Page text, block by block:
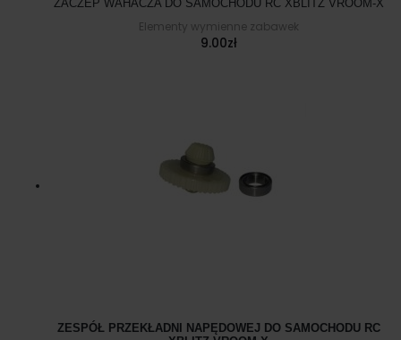
ZACZEP WAHACZA DO SAMOCHODU RC XBLITZ VROOM-X
Elementy wymienne zabawek
9.00zł
ZESPÓŁ PRZEKŁADNI NAPĘDOWEJ DO SAMOCHODU RC